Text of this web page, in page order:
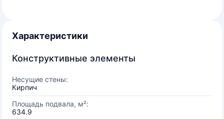
Характеристики
Конструктивные элементы
Несущие стены:
Кирпич
Площадь подвала, м²:
634.9